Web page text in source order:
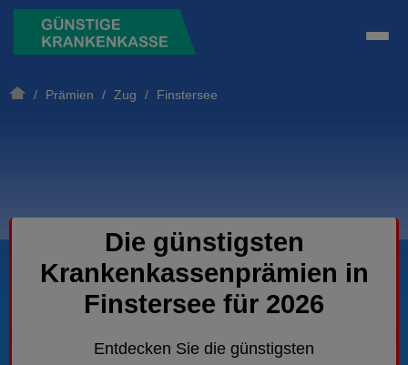
/ Prämien / Zug / Finstersee
Die günstigsten
Krankenkassenprämien in
Finstersee für 2026
Entdecken Sie die günstigsten